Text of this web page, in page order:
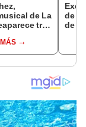
de La
tras
polémico
respetar
de
de